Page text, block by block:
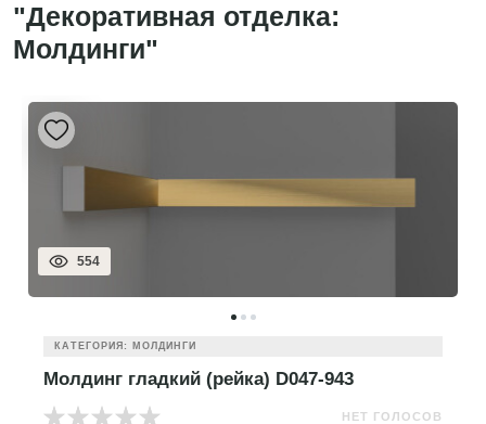
"Декоративная отделка:
Молдинги"
554
КАТЕГОРИЯ: МОЛДИНГИ
Молдинг гладкий (рейка) D047-943
НЕТ ГОЛОСОВ